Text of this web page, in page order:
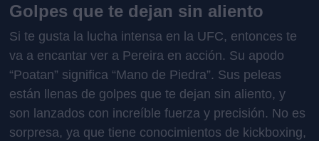
Golpes que te dejan sin aliento
Si te gusta la lucha intensa en la UFC, entonces te
va a encantar ver a Pereira en acción. Su apodo
“Poatan” significa “Mano de Piedra”. Sus peleas
están llenas de golpes que te dejan sin aliento, y
son lanzados con increíble fuerza y precisión. No es
sorpresa, ya que tiene conocimientos de kickboxing,